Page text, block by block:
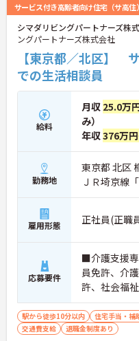
サービス付き高齢者向け住宅（サ高住）
シマダリビングパートナーズ株
ングパートナーズ株式会社
【東京都／北区】
での生活相談員
給料
月収 25.0万
み）
年収376万
勤務地
東京都 北区
ＪＲ埼京線
雇用形態 正社員(正職
応募要件
■介護支援
員免許、介
許、社会福
駅から徒歩10分以内 住宅手当・補
交通費支給
退職金制度あり